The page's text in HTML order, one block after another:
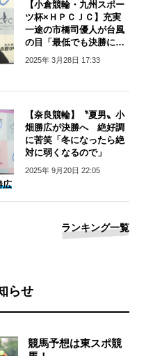
【小倉競輪・九州スポー
ツ杯×ＨＰＣＪＣ】充実
一途の市橋司優人が台風
の目「最低でも決勝に乗
りたい」
2025年 3月28日 17:33
【奈良競輪】〝夏男〟小
畑勝広が決勝へ 絶好調
に苦笑「冬になったら絶
対に弱くなるので」
2025年 9月20日 22:05
広
ランキング一覧
らせ
競馬予想は東スポ競